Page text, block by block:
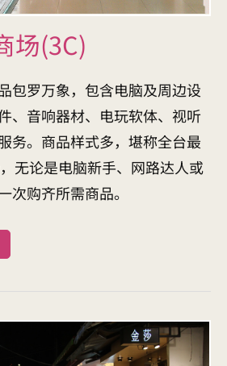
场(3C)
包罗万象，包含电脑及周边设
、音响器材、电玩软体、视听
务。商品样式多，堪称全台最
无论是电脑新手、网路达人或
次购齐所需商品。